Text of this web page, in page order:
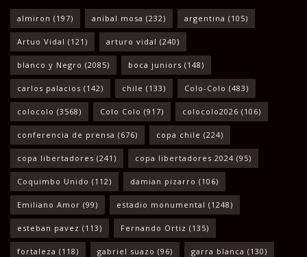
almiron (197) anibal mosa (232) argentina (105)
Artuo Vidal (121) arturo vidal (240)
blanco y Negro (2085) boca juniors (148)
carlos palacios (142) chile (133) Colo-Colo (483)
colocolo (3568) Colo Colo (917) colocolo2026 (106)
conferencia de prensa (676) copa chile (224)
copa libertadores (241) copa libertadores 2024 (95)
Coquimbo Unido (112) damian pizarro (106)
Emiliano Amor (99) estadio monumental (1248)
esteban pavez (113) Fernando Ortiz (135)
fortaleza (118) gabriel suazo (96) garra blanca (130)